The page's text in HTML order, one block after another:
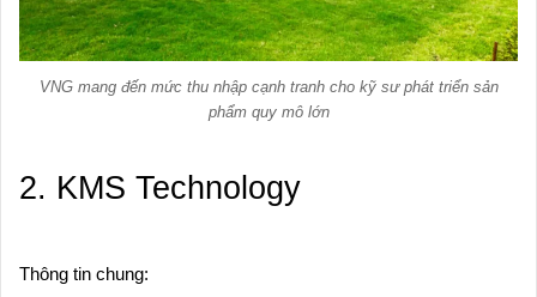
VNG mang đến mức thu nhập cạnh tranh cho kỹ sư phát triển sản
phẩm quy mô lớn
2. KMS Technology
Thông tin chung: